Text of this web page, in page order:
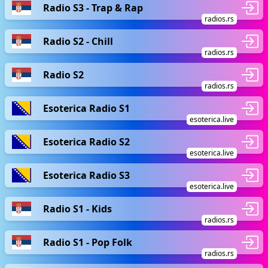
Radio S3 - Trap & Rap
radios.rs
Radio S2 - Chill
radios.rs
Radio S2
radios.rs
Esoterica Radio S1
esoterica.live
Esoterica Radio S2
esoterica.live
Esoterica Radio S3
esoterica.live
Radio S1 - Kids
radios.rs
Radio S1 - Pop Folk
radios.rs